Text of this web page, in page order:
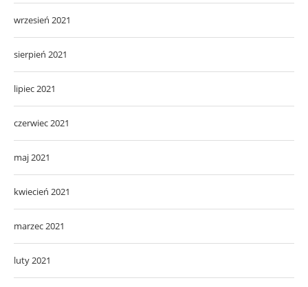
wrzesień 2021
sierpień 2021
lipiec 2021
czerwiec 2021
maj 2021
kwiecień 2021
marzec 2021
luty 2021